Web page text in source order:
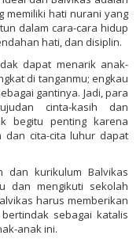
memiliki hati nurani yang
dalam cara-cara hidup
hati, dan disiplin.
dapat menarik anak-
di tanganmu; engkau
gantinya. Jadi, para
cinta-kasih dan
begitu penting karena
dan cita-cita luhur dapat
dan kurikulum Balvikas
dan mengikuti sekolah
harus memberikan
sebagai katalis
anak ini.